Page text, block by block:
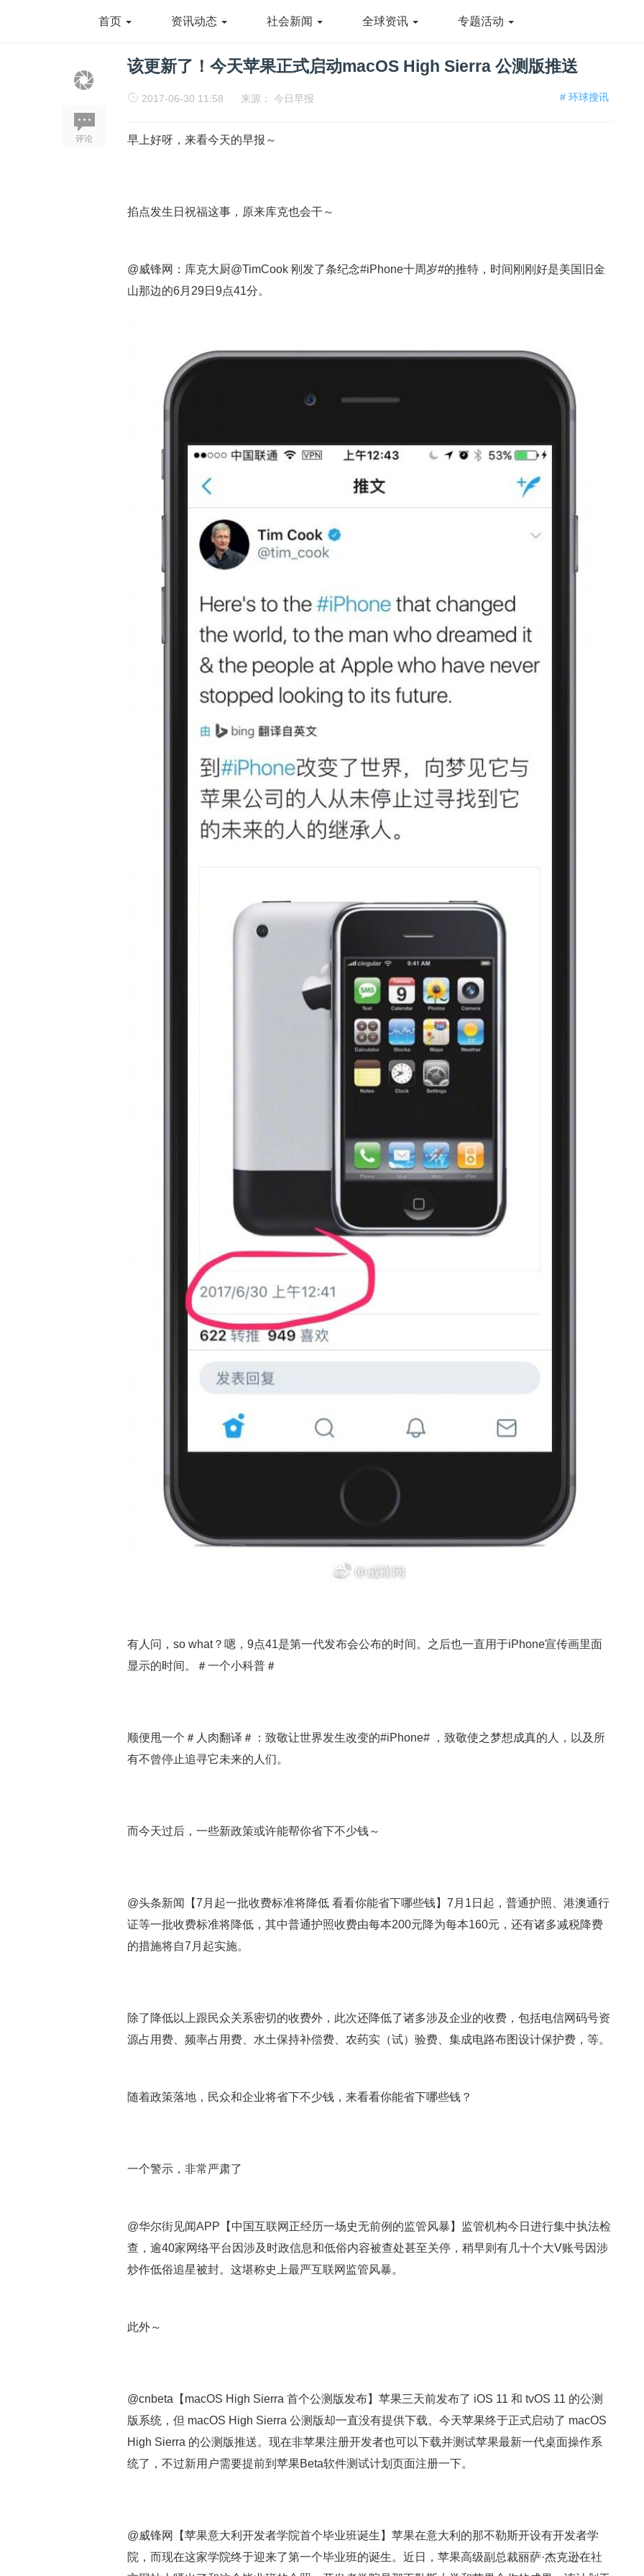
首页 资讯动态 社会新闻 全球资讯 专题活动
评论
该更新了！今天苹果正式启动macOS High Sierra 公测版推送
# 环球搜讯
2017-06-30 11:58 来源： 今日早报
早上好呀，来看今天的早报～
掐点发生日祝福这事，原来库克也会干～
@威锋网：库克大厨@TimCook 刚发了条纪念#iPhone十周岁#的推特，时间刚刚好是美国旧金
山那边的6月29日9点41分。
有人问，so what？嗯，9点41是第一代发布会公布的时间。之后也一直用于iPhone宣传画里面
显示的时间。＃一个小科普＃
顺便甩一个＃人肉翻译＃：致敬让世界发生改变的#iPhone# ，致敬使之梦想成真的人，以及所
有不曾停止追寻它未来的人们。
而今天过后，一些新政策或许能帮你省下不少钱～
@头条新闻【7月起一批收费标准将降低 看看你能省下哪些钱】7月1日起，普通护照、港澳通行
证等一批收费标准将降低，其中普通护照收费由每本200元降为每本160元，还有诸多减税降费
的措施将自7月起实施。
除了降低以上跟民众关系密切的收费外，此次还降低了诸多涉及企业的收费，包括电信网码号资
源占用费、频率占用费、水土保持补偿费、农药实（试）验费、集成电路布图设计保护费，等。
随着政策落地，民众和企业将省下不少钱，来看看你能省下哪些钱？
一个警示，非常严肃了
@华尔街见闻APP【中国互联网正经历一场史无前例的监管风暴】监管机构今日进行集中执法检
查，逾40家网络平台因涉及时政信息和低俗内容被查处甚至关停，稍早则有几十个大V账号因涉
炒作低俗追星被封。这堪称史上最严互联网监管风暴。
此外～
@cnbeta【macOS High Sierra 首个公测版发布】苹果三天前发布了 iOS 11 和 tvOS 11 的公测
版系统，但 macOS High Sierra 公测版却一直没有提供下载。今天苹果终于正式启动了 macOS
High Sierra 的公测版推送。现在非苹果注册开发者也可以下载并测试苹果最新一代桌面操作系
统了，不过新用户需要提前到苹果Beta软件测试计划页面注册一下。
@威锋网【苹果意大利开发者学院首个毕业班诞生】苹果在意大利的那不勒斯开设有开发者学
院，而现在这家学院终于迎来了第一个毕业班的诞生。近日，苹果高级副总裁丽萨·杰克逊在社